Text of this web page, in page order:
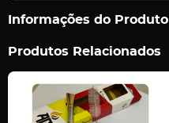
Informações do Produto
Produtos Relacionados